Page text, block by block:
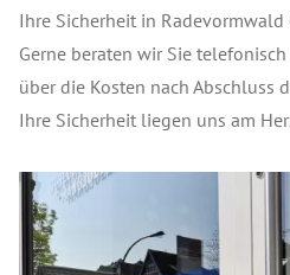
Ihre Sicherheit in
Gerne beraten wir Sie
über die Kosten nach Abschluss
Ihre Sicherheit liegen uns am